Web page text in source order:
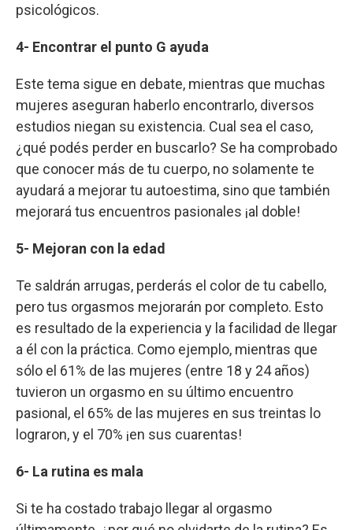
psicológicos.
4- Encontrar el punto G ayuda
Este tema sigue en debate, mientras que muchas
mujeres aseguran haberlo encontrarlo, diversos
estudios niegan su existencia. Cual sea el caso,
¿qué podés perder en buscarlo? Se ha comprobado
que conocer más de tu cuerpo, no solamente te
ayudará a mejorar tu autoestima, sino que también
mejorará tus encuentros pasionales ¡al doble!
5- Mejoran con la edad
Te saldrán arrugas, perderás el color de tu cabello,
pero tus orgasmos mejorarán por completo. Esto
es resultado de la experiencia y la facilidad de llegar
a él con la práctica. Como ejemplo, mientras que
sólo el 61% de las mujeres (entre 18 y 24 años)
tuvieron un orgasmo en su último encuentro
pasional, el 65% de las mujeres en sus treintas lo
lograron, y el 70% ¡en sus cuarentas!
6- La rutina es mala
Si te ha costado trabajo llegar al orgasmo